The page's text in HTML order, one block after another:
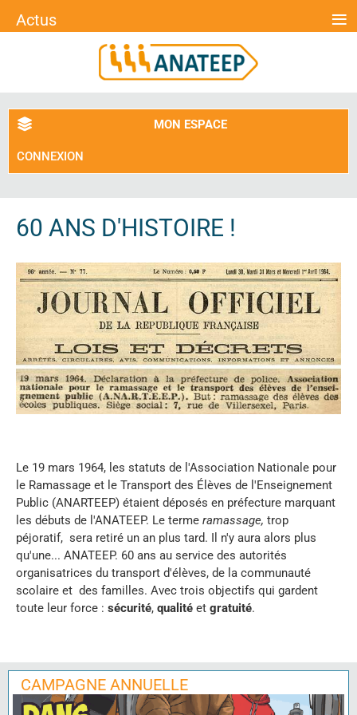
MON ESPACE
CONNEXION
60 ANS D'HISTOIRE !
Le 19 mars 1964, les statuts de l'Association Nationale pour
le Ramassage et le Transport des Élèves de l'Enseignement
Public (ANARTEEP) étaient déposés en préfecture marquant
les débuts de l'ANATEEP. Le terme ramassage, trop
péjoratif, sera retiré un an plus tard. Il n'y aura alors plus
qu'une... ANATEEP. 60 ans au service des autorités
organisatrices du transport d'élèves, de la communauté
scolaire et des familles. Avec trois objectifs qui gardent
toute leur force : sécurité, qualité et gratuité.
CAMPAGNE ANNUELLE
Actus ≡